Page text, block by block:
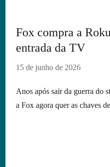
Fox compra a
entrada da TV
15 de junho de 2026
Anos após sair da guerra do
a Fox agora quer as chaves